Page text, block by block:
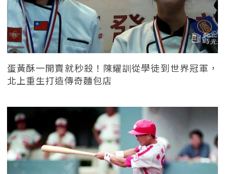
蛋黃酥一開賣就秒殺！陳耀訓從學徒到世界冠軍，
北上重生打造傳奇麵包店